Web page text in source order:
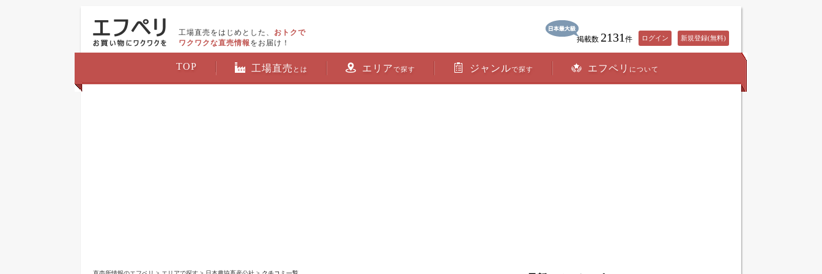
工場直売をはじめとした、 おトクで
ワクワクな直売情報 をお届け！ 掲載数 2131 件 ログイン 新規登録(無料)
TOP 工場直売 とは エリアで探す ジャンルで探す エフペリ について